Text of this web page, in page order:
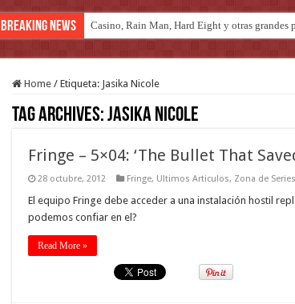
Breaking News Casino, Rain Man, Hard Eight y otras grandes
Home / Etiqueta: Jasika Nicole
Tag Archives:Jasika Nicole
Fringe – 5×04: ‘The Bullet That
28 octubre, 2012 Fringe, Ultimos Articulos, Zona de Series
El equipo Fringe debe acceder a una instalación hostil
podemos confiar en el?
Read More »